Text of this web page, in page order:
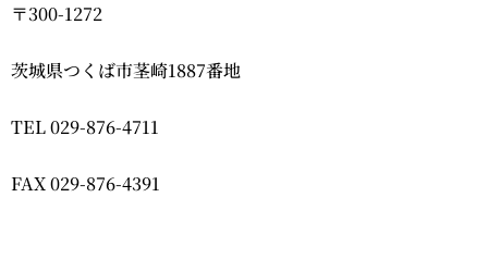
〒300-1272
茨城県つくば市茎崎1887番地
TEL 029-876-4711
FAX 029-876-4391